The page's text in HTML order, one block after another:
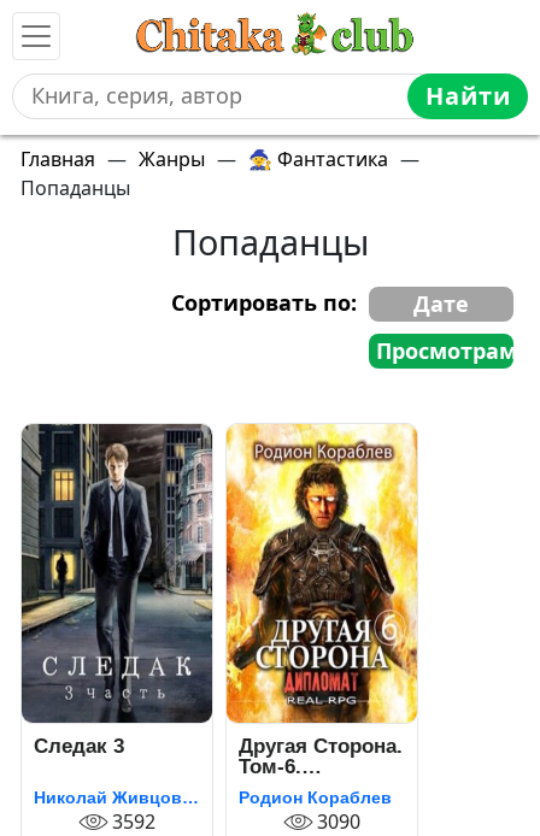
Найти
Главная — Жанры — 🧙 Фантастика —
Попаданцы
Попаданцы
Сортировать по:
Дате
Просмотрам
Следак 3
Николай Живцов (Базилио)
3592
Другая Сторона.
Том-6.
Дипломат
Родион Кораблев
3090